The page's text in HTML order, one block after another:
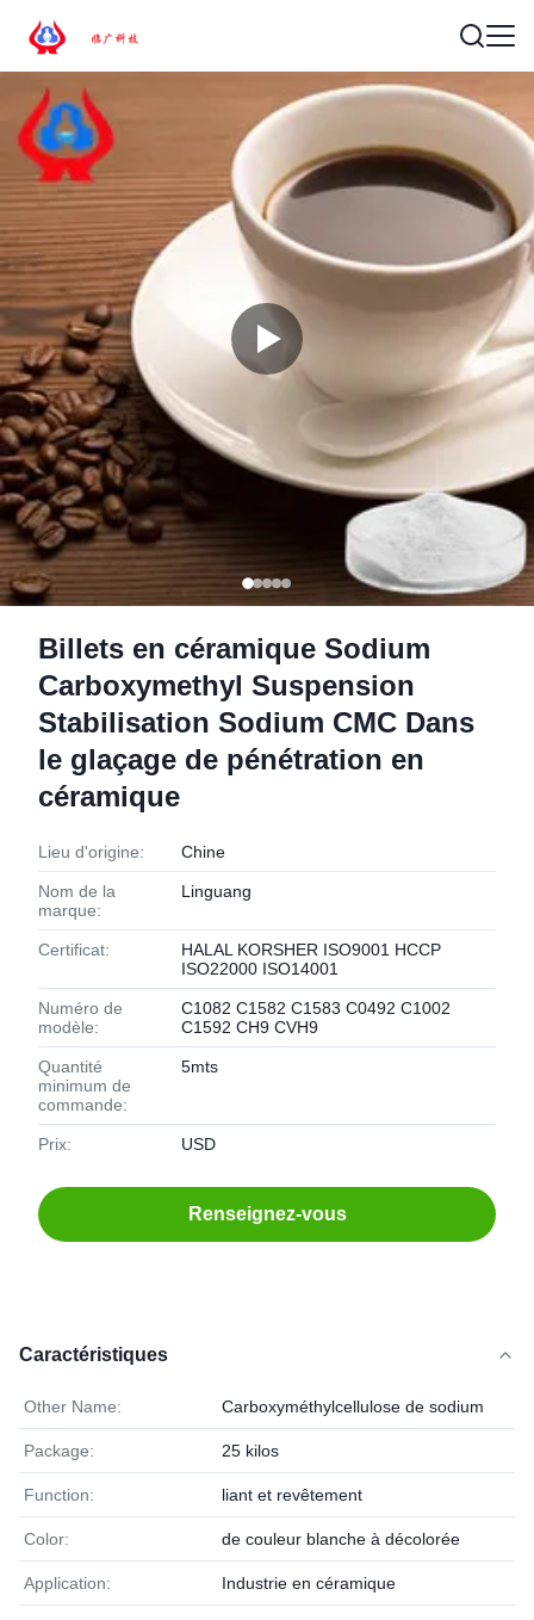
Billets en céramique Sodium
Carboxymethyl Suspension
Stabilisation Sodium CMC Dans
le glaçage de pénétration en
céramique
Lieu d'origine: Chine
Nom de la
marque:
Linguang
Certificat:
HALAL KORSHER ISO9001 HCCP
ISO22000 ISO14001
Numéro de
modèle:
C1082 C1582 C1583 C0492 C1002
C1592 CH9 CVH9
Quantité
minimum de
commande:
5mts
Prix: USD
Renseignez-vous
Caractéristiques
Other Name: Carboxyméthylcellulose de sodium
Package: 25 kilos
Function: liant et revêtement
Color: de couleur blanche à décolorée
Application: Industrie en céramique